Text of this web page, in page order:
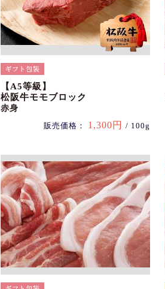
【A5等級】
松阪牛モモブロック
赤身
販売価格： 1,300円 / 100g